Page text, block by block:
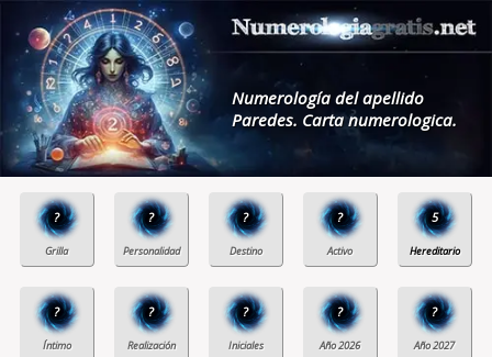
Numerología del apellido
Paredes. Carta numerologica.
? ? ? ? 5
? ? ? ? ?